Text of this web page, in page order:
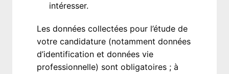
intéresser.
Les données collectées pour l’étude de
votre candidature (notamment données
d’identification et données vie
professionnelle) sont obligatoires ; à